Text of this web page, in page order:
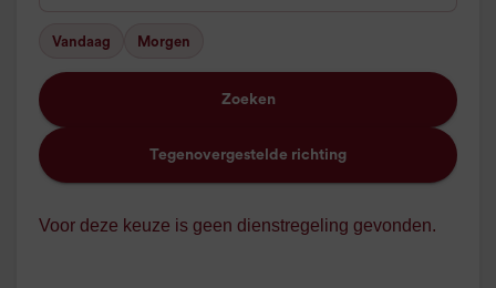
Vandaag Morgen
Zoeken
Tegenovergestelde richting
Voor deze keuze is geen dienstregeling gevonden.